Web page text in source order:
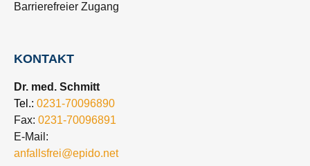
Barrierefreier Zugang
KONTAKT
Dr. med. Schmitt
Tel.: 0231-70096890
Fax: 0231-70096891
E-Mail:
anfallsfrei@epido.net